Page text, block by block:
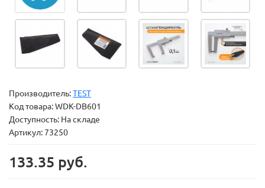
Производитель:TEST
Код товара:WDK-DB601
Доступность: На складе
Артикул: 73250
133.35 руб.